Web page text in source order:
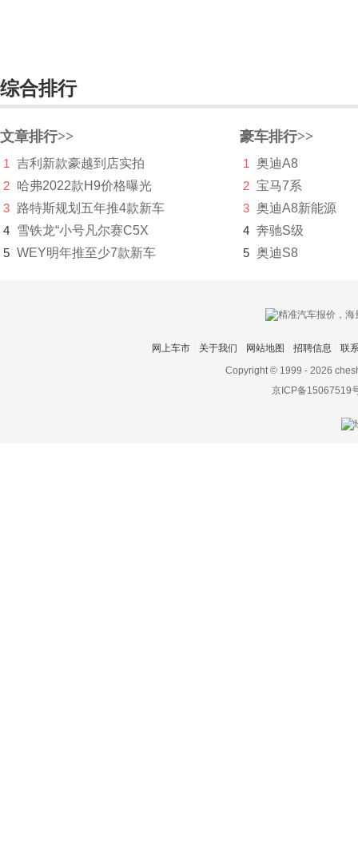
达西亚
电动屋
帝亚一维
综合排行
文章排行>>
1
吉利新款豪越到店实拍
2 哈弗2022款H9价格曝光
3 路特斯规划五年推4款新车
4 雪铁龙“小号凡尔赛C5X
5 WEY明年推至少7款新车
豪车排行>>
1
奥迪A8
2 宝马7系
3 奥迪A8新能源
4 奔驰S级
5 奥迪S8
网上车市 关于我们 网站地图 招聘信息
联
Copyright © 1999 - 2026
京ICP备15067519